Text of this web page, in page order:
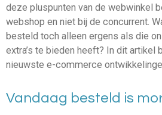
deze pluspunten van de webwinkel
webshop en niet bij de concurrent.
besteld toch alleen ergens als die
extra’s te bieden heeft? In dit artikel
nieuwste e-commerce
Vandaag besteld is